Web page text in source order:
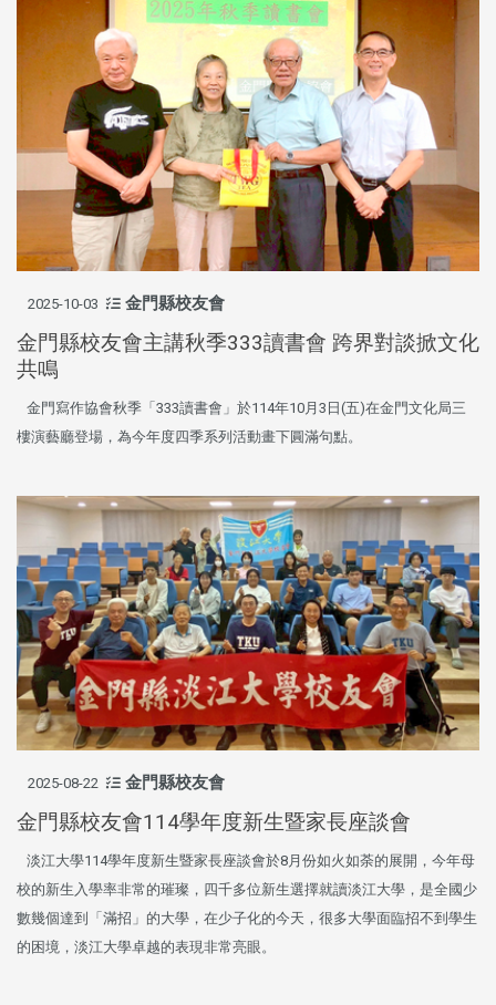
2025-10-03 金門縣校友會
金門縣校友會主講秋季333讀書會 跨界對談掀文化
共鳴
金門寫作協會秋季「333讀書會」於114年10月3日(五)在金門文化局三
樓演藝廳登場，為今年度四季系列活動畫下圓滿句點。
2025-08-22 金門縣校友會
金門縣校友會114學年度新生暨家長座談會
淡江大學114學年度新生暨家長座談會於8月份如火如荼的展開，今年母
校的新生入學率非常的璀璨，四千多位新生選擇就讀淡江大學，是全國少
數幾個達到「滿招」的大學，在少子化的今天，很多大學面臨招不到學生
的困境，淡江大學卓越的表現非常亮眼。